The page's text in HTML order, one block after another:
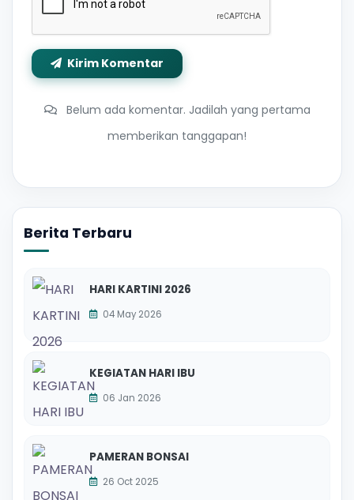
Kirim Komentar
Belum ada komentar. Jadilah yang pertama
memberikan tanggapan!
Berita Terbaru
HARI KARTINI 2026
04 May 2026
KEGIATAN HARI IBU
06 Jan 2026
PAMERAN BONSAI
26 Oct 2025